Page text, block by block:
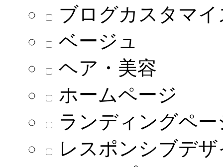
ブログカスタマイ
ベージュ
ヘア・美容
ホームページ
ランディングペー
レスポンシブデ